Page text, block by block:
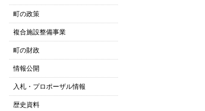
町の政策
複合施設整備事業
町の財政
情報公開
入札・プロポーザル情報
歴史資料